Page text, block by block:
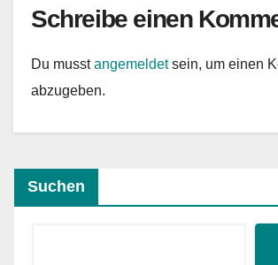
Schreibe einen
Du musstangemeldetsein, um einen
abzugeben.
Suchen